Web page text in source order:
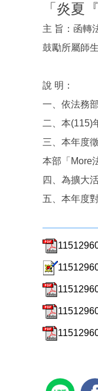
「炎夏
主 旨：函轉
鼓勵所屬師
說 明：
一、依法務
二、本(115)
三、本年度
本部「More
四、為擴大
五、本年度